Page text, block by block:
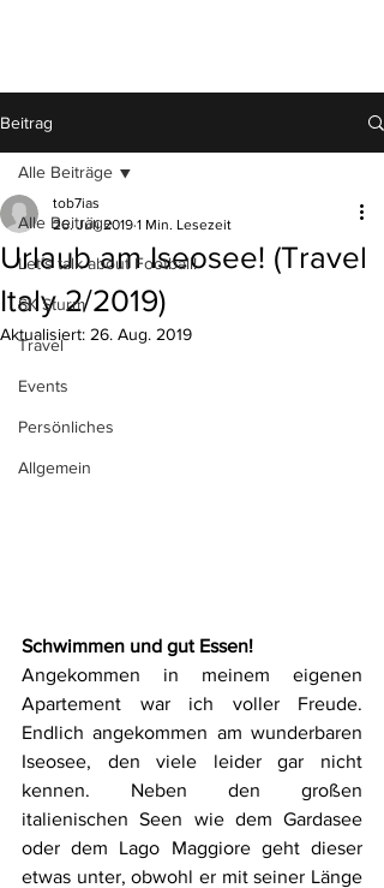
Beitrag
Alle Beiträge
Let´s talk about Football!
SK Sturm
Travel
Events
Persönliches
Allgemein
Alle Beiträge
Urlaub am Iseosee! (Travel
Italy 2/2019)
tob7ias
26. Juli 2019 1 Min. Lesezeit
Aktualisiert: 26. Aug. 2019
Schwimmen und gut Essen!
Angekommen in meinem eigenen
Apartement war ich voller Freude.
Endlich angekommen am wunderbaren
Iseosee, den viele leider gar nicht
kennen. Neben den großen
italienischen Seen wie dem Gardasee
oder dem Lago Maggiore geht dieser
etwas unter, obwohl er mit seiner Länge